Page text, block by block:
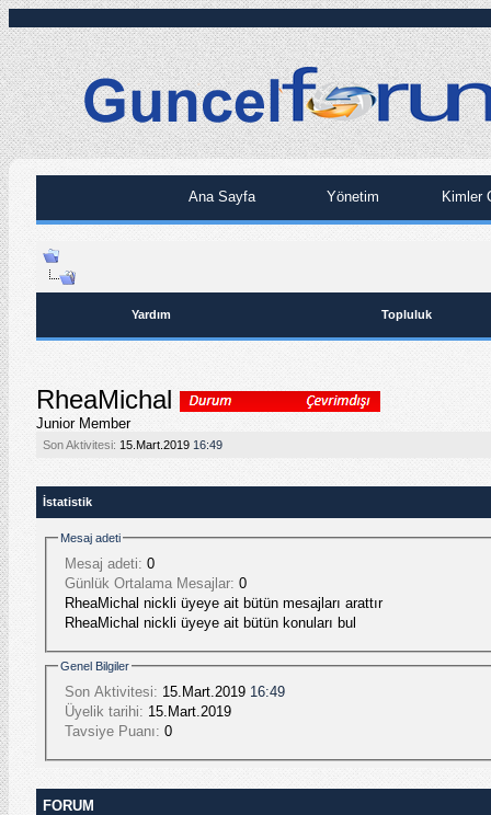
Ana Sayfa Yönetim Kimler
Yardım Topluluk
RheaMichal
Junior Member
Son Aktivitesi: 15.Mart.2019 16:49
İstatistik
Mesaj adeti
Mesaj adeti: 0
Günlük Ortalama Mesajlar: 0
RheaMichal nickli üyeye ait bütün mesajları arattır
RheaMichal nickli üyeye ait bütün konuları bul
Genel Bilgiler
Son Aktivitesi: 15.Mart.2019 16:49
Üyelik tarihi: 15.Mart.2019
Tavsiye Puanı: 0
FORUM